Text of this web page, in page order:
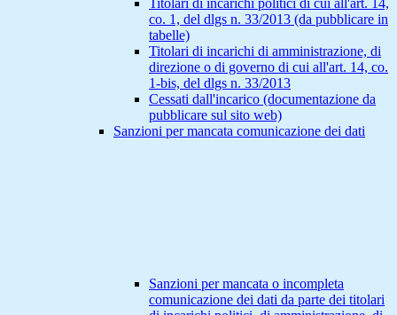
Titolari di incarichi politici di cui all'art. 14,
co. 1, del dlgs n. 33/2013 (da pubblicare in
tabelle)
Titolari di incarichi di amministrazione, di
direzione o di governo di cui all'art. 14, co.
1-bis, del dlgs n. 33/2013
Cessati dall'incarico (documentazione da
pubblicare sul sito web)
Sanzioni per mancata comunicazione dei dati
Sanzioni per mancata o incompleta
comunicazione dei dati da parte dei titolari